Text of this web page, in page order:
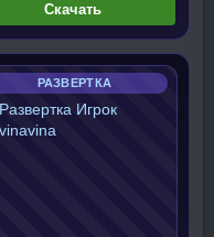
Скачать
РАЗВЕРТКА